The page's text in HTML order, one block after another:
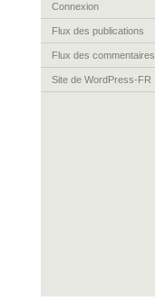
Connexion
Flux des publications
Flux des commentaires
Site de WordPress-FR